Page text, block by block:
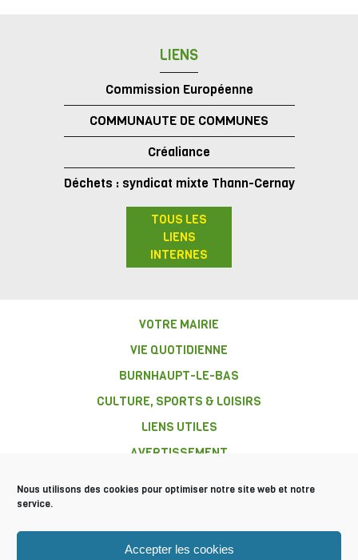
Nous utilisons des cookies pour optimiser notre site web et notre
service.
Accepter les cookies
LIENS
Commission Européenne
COMMUNAUTE DE COMMUNES
Créaliance
Déchets : syndicat mixte Thann-Cernay
TOUS LES
LIENS
INTERNES
VOTRE MAIRIE
VIE QUOTIDIENNE
BURNHAUPT-LE-BAS
CULTURE, SPORTS & LOISIRS
LIENS UTILES
AVERTISSEMENT